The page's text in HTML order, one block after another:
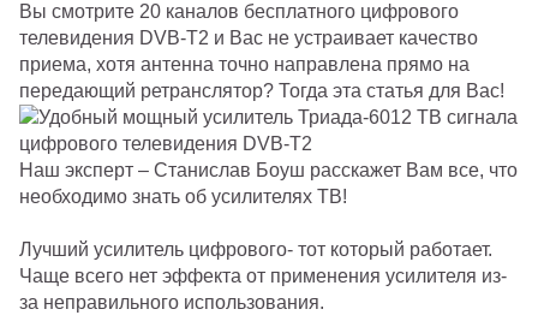
Вы смотрите 20 каналов бесплатного цифрового
телевидения DVB-T2 и Вас не устраивает качество
приема, хотя антенна точно направлена прямо на
передающий ретранслятор? Тогда эта статья для Вас!
Наш эксперт – Станислав Боуш расскажет Вам все, что
необходимо знать об усилителях ТВ!
Лучший усилитель цифрового- тот который работает.
Чаще всего нет эффекта от применения усилителя из-
за неправильного использования.